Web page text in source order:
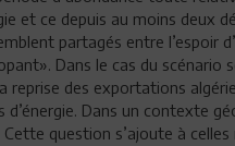
et ce depuis au moins deux
partagés entre l’espoir
Dans le cas du scénario
reprise des exportations
Dans un contexte
question s’ajoute à